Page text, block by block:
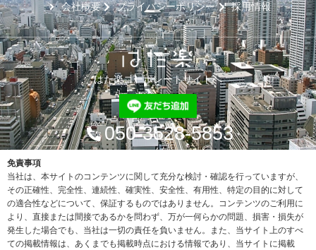
会社概要 プライバシーポリシー 採用情報
はた楽コーポレートサイトへ
050-3528-5853
免責事項
当社は、本サイトのコンテンツに関して充分な検討・確認を行っていますが、
その正確性、完全性、連続性、確実性、安全性、有用性、特定の目的に対して
の適合性などについて、保証するものではありません。コンテンツのご利用に
より、直接または間接であるかを問わず、万が一何らかの問題、損害・損失が
発生した場合でも、当社は一切の責任を負いません。また、当サイト上のすべ
ての掲載情報は、あくまでも掲載時点における情報であり、当サイトに掲載